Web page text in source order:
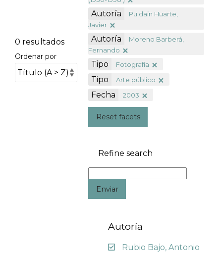
0 resultados
Ordenar por
Autoría
Puldain Huarte,
Javier
Autoría
Moreno Barberá,
Fernando
Tipo Fotografía
Tipo Arte público
Fecha 2003
Reset facets
Refine search
Enviar
Autoría
Rubio Bajo, Antonio